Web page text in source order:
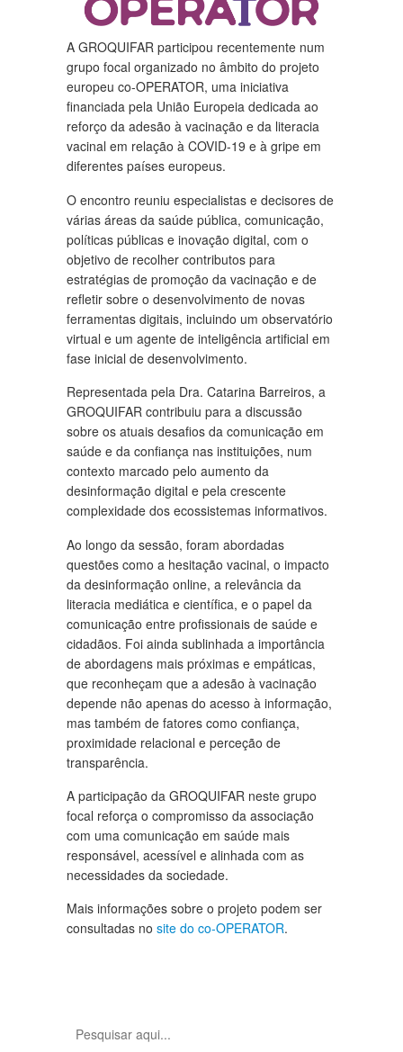
A GROQUIFAR participou recentemente num
grupo focal organizado no âmbito do projeto
europeu co-OPERATOR, uma iniciativa
financiada pela União Europeia dedicada ao
reforço da adesão à vacinação e da literacia
vacinal em relação à COVID-19 e à gripe em
diferentes países europeus.
O encontro reuniu especialistas e decisores de
várias áreas da saúde pública, comunicação,
políticas públicas e inovação digital, com o
objetivo de recolher contributos para
estratégias de promoção da vacinação e de
refletir sobre o desenvolvimento de novas
ferramentas digitais, incluindo um observatório
virtual e um agente de inteligência artificial em
fase inicial de desenvolvimento.
Representada pela Dra. Catarina Barreiros, a
GROQUIFAR contribuiu para a discussão
sobre os atuais desafios da comunicação em
saúde e da confiança nas instituições, num
contexto marcado pelo aumento da
desinformação digital e pela crescente
complexidade dos ecossistemas informativos.
Ao longo da sessão, foram abordadas
questões como a hesitação vacinal, o impacto
da desinformação online, a relevância da
literacia mediática e científica, e o papel da
comunicação entre profissionais de saúde e
cidadãos. Foi ainda sublinhada a importância
de abordagens mais próximas e empáticas,
que reconheçam que a adesão à vacinação
depende não apenas do acesso à informação,
mas também de fatores como confiança,
proximidade relacional e perceção de
transparência.
A participação da GROQUIFAR neste grupo
focal reforça o compromisso da associação
com uma comunicação em saúde mais
responsável, acessível e alinhada com as
necessidades da sociedade.
Mais informações sobre o projeto podem ser
consultadas no site do co-OPERATOR.